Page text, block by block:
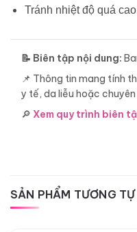
Tránh nhiệt độ quá
📝 Biên tập nội dung:
📌 Thông tin mang tính
y tế, da liễu hoặc
🔎 Xem quy trình biên
SẢN PHẨM TƯƠNG TỰ